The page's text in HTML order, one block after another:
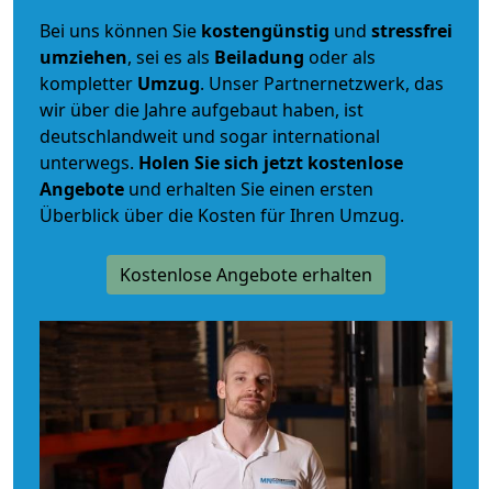
Bei uns können Sie kostengünstig und stressfrei
umziehen, sei es als Beiladung oder als
kompletter Umzug. Unser Partnernetzwerk, das
wir über die Jahre aufgebaut haben, ist
deutschlandweit und sogar international
unterwegs. Holen Sie sich jetzt kostenlose
Angebote und erhalten Sie einen ersten
Überblick über die Kosten für Ihren Umzug.
Kostenlose Angebote erhalten